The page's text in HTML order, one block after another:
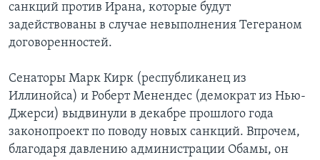
санкций против Ирана, которые будут
задействованы в случае невыполнения Тегераном
договоренностей.
Сенаторы Марк Кирк (республиканец из
Иллинойса) и Роберт Менендес (демократ из Нью-
Джерси) выдвинули в декабре прошлого года
законопроект по поводу новых санкций. Впрочем,
благодаря давлению администрации Обамы, он